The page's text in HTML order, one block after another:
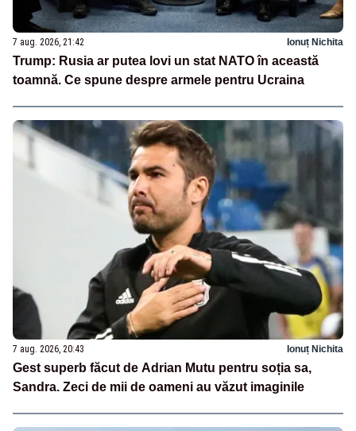
7 aug. 2026, 21:42 Ionuț Nichita
Trump: Rusia ar putea lovi un stat NATO în această
toamnă. Ce spune despre armele pentru Ucraina
7 aug. 2026, 20:43 Ionuț Nichita
Gest superb făcut de Adrian Mutu pentru soția sa,
Sandra. Zeci de mii de oameni au văzut imaginile